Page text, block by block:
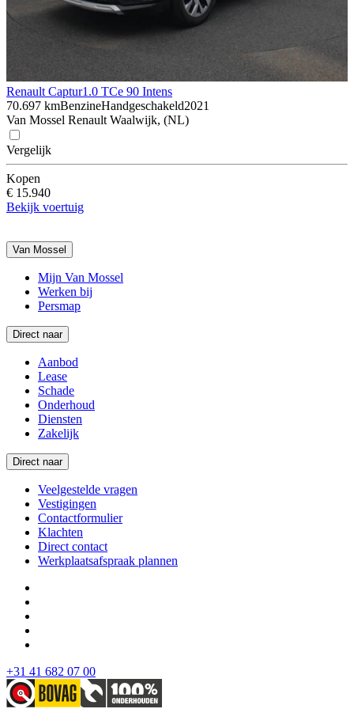
Renault Captur1.0 TCe 90 Intens
70.697 kmBenzineHandgeschakeld2021
Van Mossel Renault Waalwijk, (NL)
Vergelijk
Kopen
€ 15.940
Bekijk voertuig
Van Mossel
Mijn Van Mossel
Werken bij
Persmap
Direct naar
Aanbod
Lease
Schade
Onderhoud
Diensten
Zakelijk
Direct naar
Veelgestelde vragen
Vestigingen
Contactformulier
Klachten
Direct contact
Werkplaatsafspraak plannen
+31 41 682 07 00